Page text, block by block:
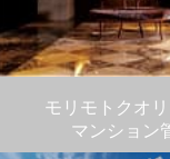
モリモトクオ
マンション